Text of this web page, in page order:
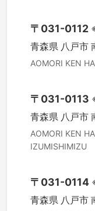
〒 031-0112
青森県 八戸市
AOMORI KEN
〒 031-0113
青森県 八戸市
AOMORI KEN
IZUMISHIMIZU
〒 031-0114
青森県 八戸市